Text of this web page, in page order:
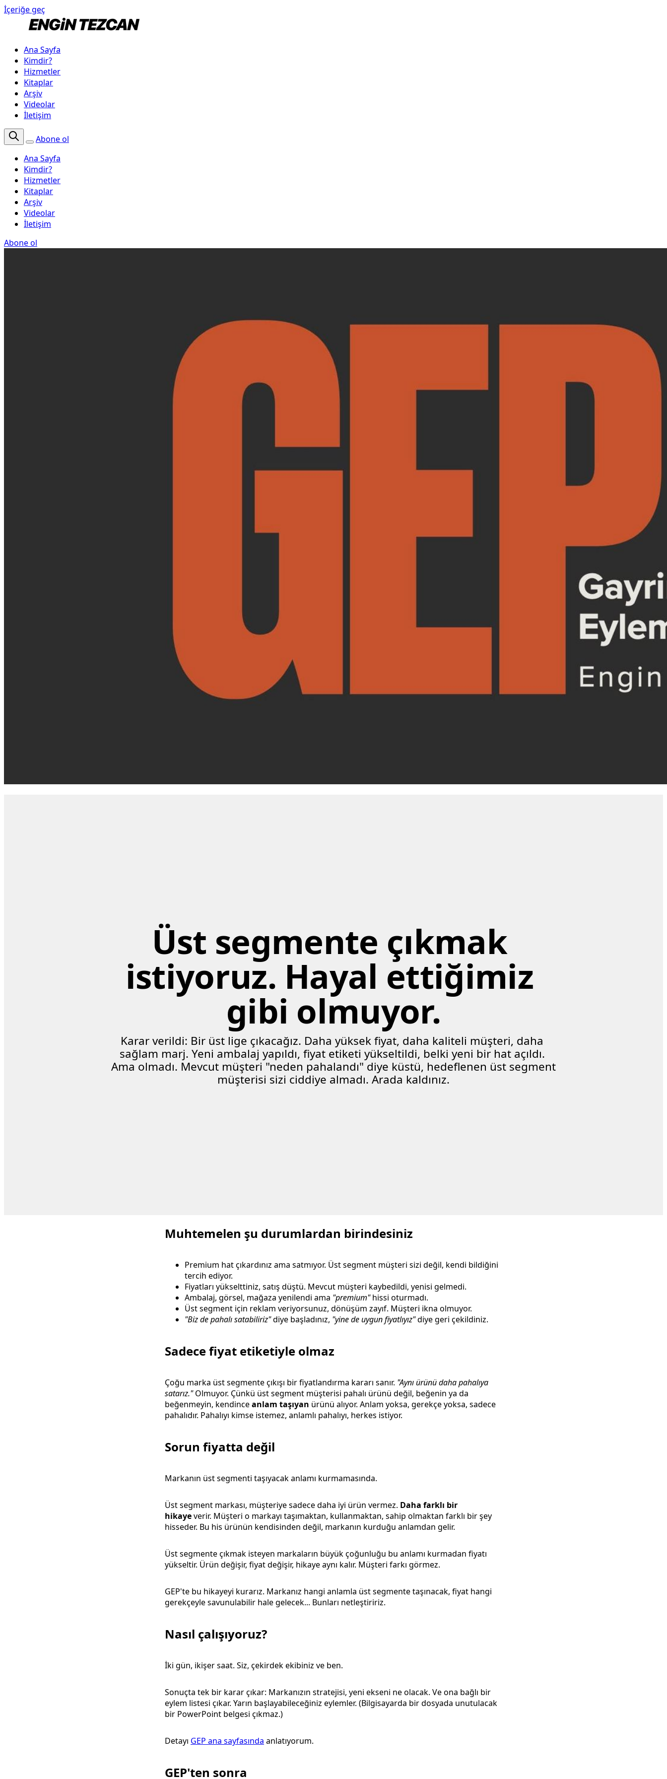
İçeriğe geç
Ana Sayfa
Kimdir?
Hizmetler
Kitaplar
Arşiv
Videolar
İletişim
Abone ol
Ana Sayfa
Kimdir?
Hizmetler
Kitaplar
Arşiv
Videolar
İletişim
Abone ol
Üst segmente çıkmak
istiyoruz. Hayal ettiğimiz
gibi olmuyor.
Karar verildi: Bir üst lige çıkacağız. Daha yüksek fiyat, daha kaliteli müşteri, daha
sağlam marj. Yeni ambalaj yapıldı, fiyat etiketi yükseltildi, belki yeni bir hat açıldı.
Ama olmadı. Mevcut müşteri "neden pahalandı" diye küstü, hedeflenen üst segment
müşterisi sizi ciddiye almadı. Arada kaldınız.
Muhtemelen şu durumlardan birindesiniz
Premium hat çıkardınız ama satmıyor. Üst segment müşteri sizi değil, kendi bildiğini
tercih ediyor.
Fiyatları yükselttiniz, satış düştü. Mevcut müşteri kaybedildi, yenisi gelmedi.
Ambalaj, görsel, mağaza yenilendi ama "premium"hissi oturmadı.
Üst segment için reklam veriyorsunuz, dönüşüm zayıf. Müşteri ikna olmuyor.
"Biz de pahalı satabiliriz"diye başladınız, "yine de uygun fiyatlıyız"diye geri çekildiniz.
Sadece fiyat etiketiyle olmaz
Çoğu marka üst segmente çıkışı bir fiyatlandırma kararı sanır. "Aynı ürünü daha pahalıya
satarız."Olmuyor. Çünkü üst segment müşterisi pahalı ürünü değil, beğenin ya da
beğenmeyin, kendinceanlam taşıyan ürünü alıyor. Anlam yoksa, gerekçe yoksa, sadece
pahalıdır. Pahalıyı kimse istemez, anlamlı pahalıyı, herkes istiyor.
Sorun fiyatta değil
Markanın üst segmenti taşıyacak anlamı kurmamasında.
Üst segment markası, müşteriye sadece daha iyi ürün vermez. Daha farklı bir
hikayeverir. Müşteri o markayı taşımaktan, kullanmaktan, sahip olmaktan farklı bir şey
hisseder. Bu his ürünün kendisinden değil, markanın kurduğu anlamdan gelir.
Üst segmente çıkmak isteyen markaların büyük çoğunluğu bu anlamı kurmadan fiyatı
yükseltir. Ürün değişir, fiyat değişir, hikaye aynı kalır. Müşteri farkı görmez.
GEP'te bu hikayeyi kurarız. Markanız hangi anlamla üst segmente taşınacak, fiyat hangi
gerekçeyle savunulabilir hale gelecek... Bunları netleştiririz.
Nasıl çalışıyoruz?
İki gün, ikişer saat. Siz, çekirdek ekibiniz ve ben.
Sonuçta tek bir karar çıkar: Markanızın stratejisi, yeni ekseni ne olacak. Ve ona bağlı bir
eylem listesi çıkar. Yarın başlayabileceğiniz eylemler. (Bilgisayarda bir dosyada unutulacak
bir PowerPoint belgesi çıkmaz.)
Detayı GEP ana sayfasında anlatıyorum.
GEP'ten sonra